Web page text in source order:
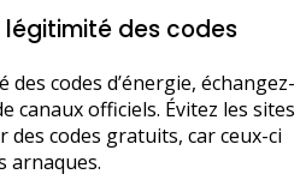
des codes
codes d’énergie, échangez-
canaux officiels. Évitez les sites
codes gratuits, car ceux-ci
arnaques.